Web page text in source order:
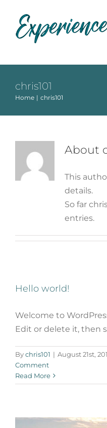
content
chris101
Home chris101
About
This
details.
So far
entries.
Hello world!
Welcome to
Edit or delete it, then
Bychris101 | August 21st,
Comment
Read More
Nullam